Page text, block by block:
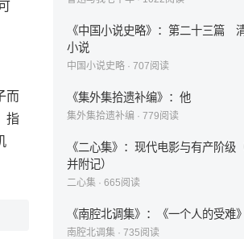
而
指
《中国小说史略》：第二十三篇
小说
中国小说史略 · 707阅读
《集外集拾遗补编》：他
集外集拾遗补编 · 779阅读
《二心集》：现代电影与有产阶级
并附记）
二心集 · 665阅读
《南腔北调集》：《一个人的受难
南腔北调集 · 735阅读